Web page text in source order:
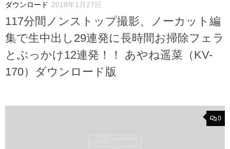
ダウンロード 2018年1月27日
117分間ノンストップ撮影、ノーカット編
集で生中出し29連発に長時間お掃除フェラ
とぶっかけ12連発！！ あやね遥菜（KV-
170）ダウンロード版
0